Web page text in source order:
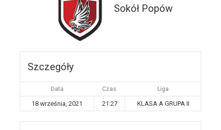
Sokół Popów
Szczegóły
Data Czas Liga
18 września, 2021 21:27 KLASA A GRUPA II